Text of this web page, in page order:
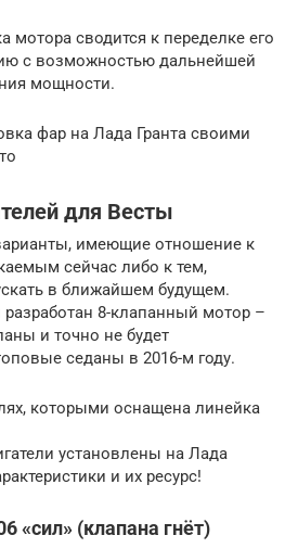
мотора сводится к переделке его
с возможностью дальнейшей
мощности.
фар на Лада Гранта своими
для Весты
имеющие отношение к
сейчас либо к тем,
в ближайшем будущем.
8-клапанный мотор –
и точно не будет
седаны в 2016-м году.
которыми оснащена линейка
установлены на Лада
и их ресурс!
«сил» (клапана гнёт)